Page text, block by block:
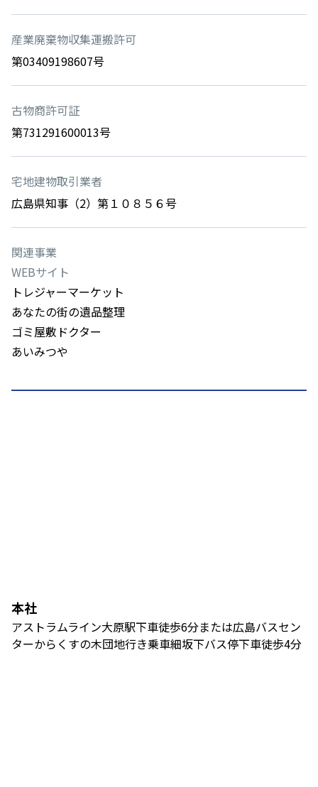
産業廃棄物収集運搬許可
第03409198607号
古物商許可証
第731291600013号
宅地建物取引業者
広島県知事（2）第１０８５６号
関連事業
WEBサイト
トレジャーマーケット
あなたの街の遺品整理
ゴミ屋敷ドクター
あいみつや
本社
アストラムライン大原駅下車徒歩6分または広島バスセン
ターからくすの木団地行き乗車細坂下バス停下車徒歩4分